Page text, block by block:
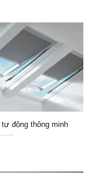
động thông minh